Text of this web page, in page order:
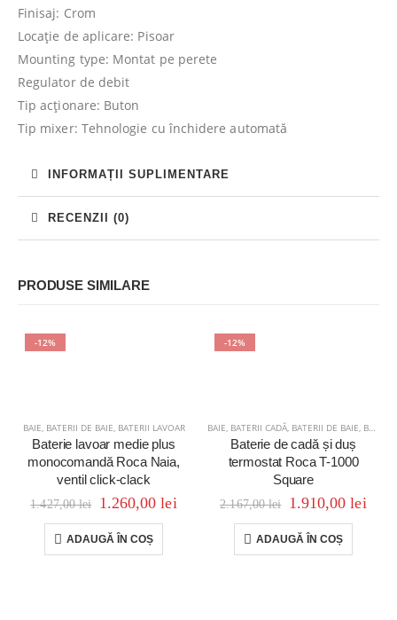
Finisaj: Crom
Locaţie de aplicare: Pisoar
Mounting type: Montat pe perete
Regulator de debit
Tip acționare: Buton
Tip mixer: Tehnologie cu închidere automată
INFORMAȚII SUPLIMENTARE
RECENZII (0)
PRODUSE SIMILARE
-12%
BAIE, BATERII DE BAIE, BATERII LAVOAR
Baterie lavoar medie plus
monocomandă Roca Naia,
ventil click-clack
1.427,00lei 1.260,00lei
ADAUGĂ ÎN COȘ
-12%
BAIE, BATERII CADĂ, BATERII DE BAIE, BATERII DUȘ
Baterie de cadă și duș
termostat Roca T-1000
Square
2.167,00lei 1.910,00lei
ADAUGĂ ÎN COȘ